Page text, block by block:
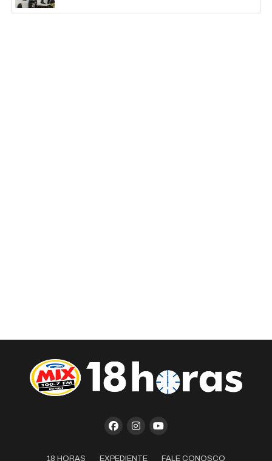
18 HORAS EXPEDIENTE FALE CONOSCO